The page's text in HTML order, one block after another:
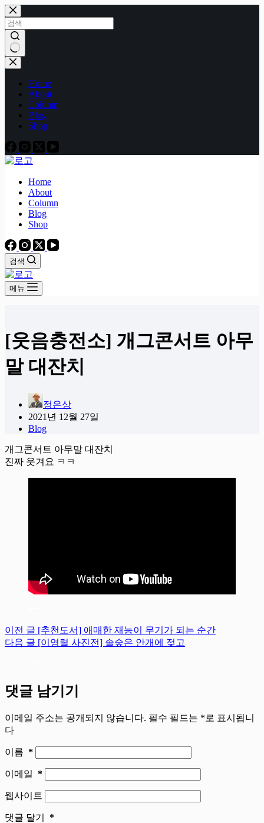
본
문
으
로
건
너
결
Home
About
Column
Blog
Shop
Home
About
Column
Blog
Shop
검색
메뉴
[웃음충전소] 개그콘서트 아무
말 대잔치
정은상
2021년 12월 27일
Blog
개그콘서트 아무말 대잔치
진짜 웃겨요 ㅋㅋ
이전 글 [추천도서] 애매한 재능이 무기가 되는 순간
다음 글 [이영렬 사진전] 솔숲은 안개에 젖고
댓글 남기기
이메일 주소는 공개되지 않습니다. 필수 필드는 *로 표시됩니
다
이름 *
이메일 *
웹사이트
댓글 달기 *